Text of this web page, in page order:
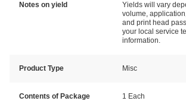
Notes on yield
Yields will vary
volume,
and print head
your local service
information.
Product Type Misc
Contents of Package 1 Each